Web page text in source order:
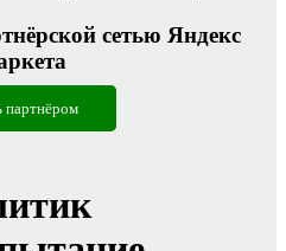
сетью Яндекс
партнёром